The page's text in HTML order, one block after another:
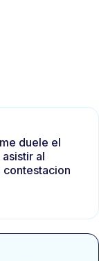
duele el
al